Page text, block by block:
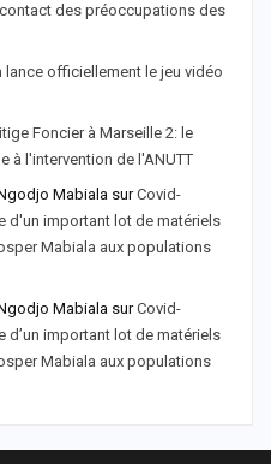
des préoccupations des
lance officiellement le jeu vidéo
Foncier à Marseille 2: le
à l'intervention de l'ANUTT
Mabiala surCovid-
d'un important lot de matériels
Mabiala aux populations
Mabiala surCovid-
d’un important lot de matériels
Mabiala aux populations